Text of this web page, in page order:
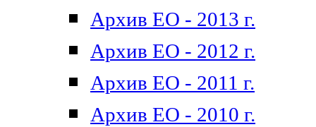
Архив ЕО - 2013 г.
Архив ЕО - 2012 г.
Архив ЕО - 2011 г.
Архив ЕО - 2010 г.